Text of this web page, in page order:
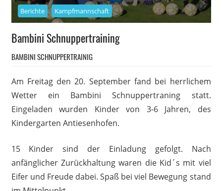
Berichte Kampfmannschaft
Bambini Schnuppertraining
BAMBINI SCHNUPPERTRAINIG
Am Freitag den 20. September fand bei herrlichem
Wetter ein Bambini Schnuppertraning statt.
Eingeladen wurden Kinder von 3-6 Jahren, des
Kindergarten Antiesenhofen.
15 Kinder sind der Einladung gefolgt. Nach
anfänglicher Zurückhaltung waren die Kid´s mit viel
Eifer und Freude dabei. Spaß bei viel Bewegung stand